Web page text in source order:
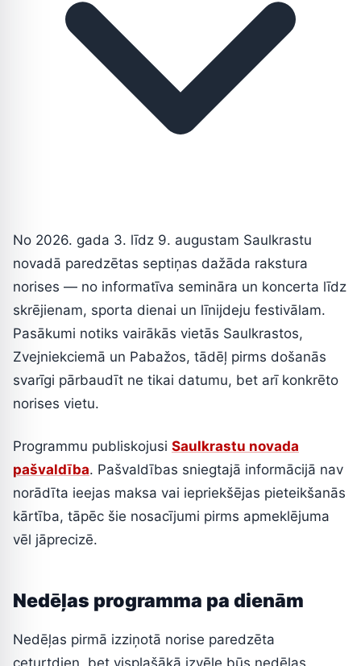
No 2026. gada 3. līdz 9. augustam Saulkrastu
novadā paredzētas septiņas dažāda rakstura
norises — no informatīva semināra un koncerta līdz
skrējienam, sporta dienai un līnijdeju festivālam.
Pasākumi notiks vairākās vietās Saulkrastos,
Zvejniekciemā un Pabažos, tādēļ pirms došanās
svarīgi pārbaudīt ne tikai datumu, bet arī konkrēto
norises vietu.
Programmu publiskojusi Saulkrastu novada
pašvaldība. Pašvaldības sniegtajā informācijā nav
norādīta ieejas maksa vai iepriekšējas pieteikšanās
kārtība, tāpēc šie nosacījumi pirms apmeklējuma
vēl jāprecizē.
Nedēļas programma pa dienām
Nedēļas pirmā izziņotā norise paredzēta